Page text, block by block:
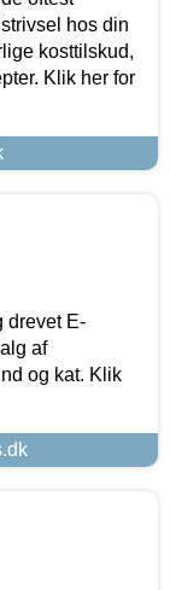
hos din
kosttilskud,
Klik her for
drevet E-
af
og kat. Klik